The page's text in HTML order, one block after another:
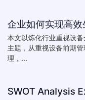
本文以炼化行业重视设
主题，从重视设备前期
理，...